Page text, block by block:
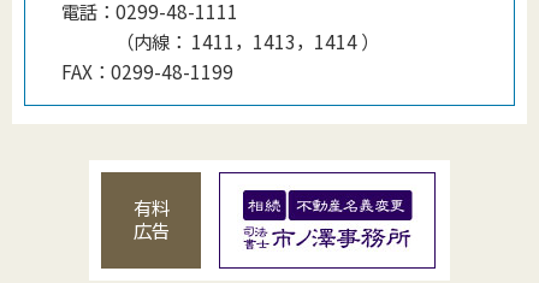
電話： 0299-48-1111
（内線 ： 1411，1413，1414）
FAX： 0299-48-1199
有料
広告